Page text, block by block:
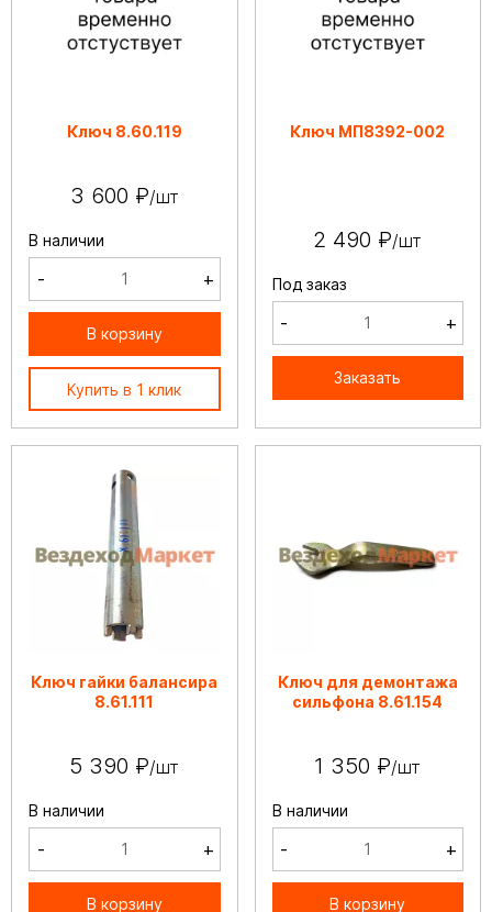
Ключ 8.60.119
3 600 ₽/шт
В наличии
- +
В корзину
Купить в 1 клик
Ключ МП8392-002
2 490 ₽/шт
Под заказ
- +
Заказать
Ключ гайки балансира
8.61.111
5 390 ₽/шт
В наличии
- +
В корзину
Ключ для демонтажа
сильфона 8.61.154
1 350 ₽/шт
В наличии
- +
В корзину